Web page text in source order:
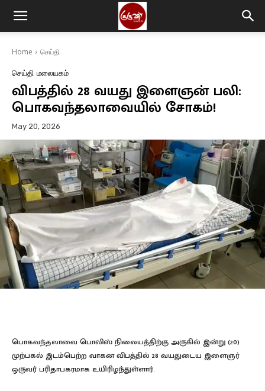
Home செய்தி
செய்தி மலையகம்
விபத்தில் 28 வயது இளைஞன் பலி:
பொகவந்தலாவையில் சோகம்!
May 20, 2026
பொகவந்தலாவை பொலிஸ் நிலையத்திற்கு அருகில் இன்று (20)
முற்பகல் இடம்பெற்ற வாகன விபத்தில் 28 வயதுடைய இளைஞர்
ஒருவர் பரிதாபகரமாக உயிரிழந்துள்ளார்.